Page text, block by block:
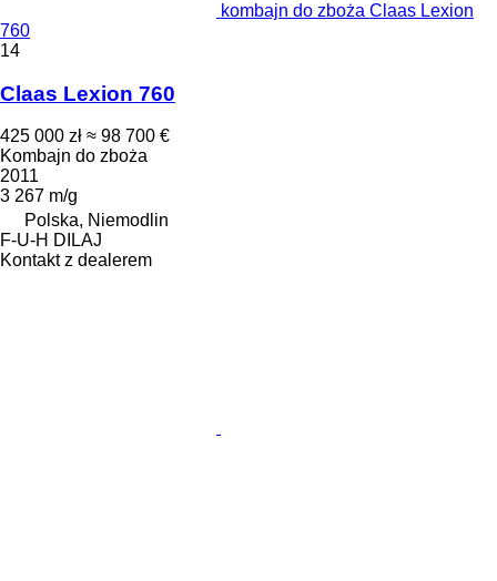
kombajn do zboża Claas Lexion
760
14
Claas Lexion 760
425 000 zł ≈ 98 700 €
Kombajn do zboża
2011
3 267 m/g
Polska, Niemodlin
F-U-H DILAJ
Kontakt z dealerem